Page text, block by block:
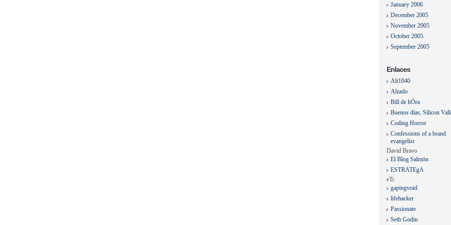
January 2006
December 2005
November 2005
October 2005
September 2005
Enlaces
Alt1040
Alzado
Bill de hÓra
Buenos días, Silicon
Coding Horror
Confessions of a brand
evangelist
David Bravo
El Blog Salmón
ESTRATEgA
eTc
gapingvoid
lifehacker
Passionate
Seth Godin